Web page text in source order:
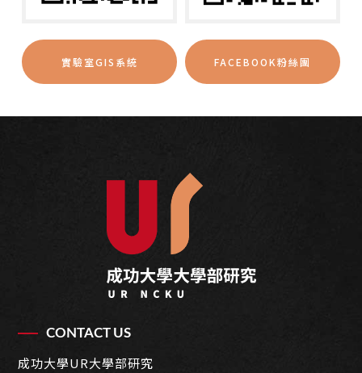
實驗室GIS系統 FACEBOOK粉絲團
CONTACT US
成功大學UR大學部研究